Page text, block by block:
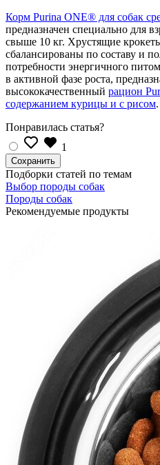
Корм Purina ONE® для собак
предназначен специально для
свыше 10 кг. Хрустящие
сбалансированы по составу и
потребности энергичного
в активной фазе роста,
высококачественный рацион
содержанием курицы и с рисом.
Понравилась статья?
1
Подборки статей по темам
Выбор породы собак
Породы собак
Рекомендуемые продукты